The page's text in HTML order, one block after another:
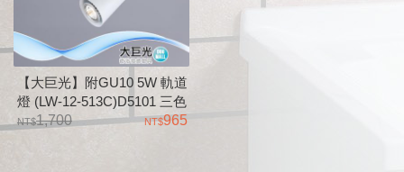
【大巨光】附GU10 5W 軌道
燈 (LW-12-513C)D5101 三色
變光 金屬烤漆、原木、可換
1,700 965